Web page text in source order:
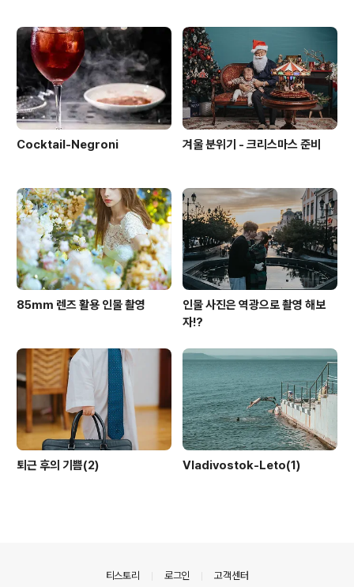
Cocktail-Negroni 겨울 분위기 - 크리스마스 준비
85mm 렌즈 활용 인물 촬영
인물 사진은 역광으로 촬영 해보
자!?
퇴근 후의 기쁨(2) Vladivostok-Leto(1)
티스토리 로그인 고객센터